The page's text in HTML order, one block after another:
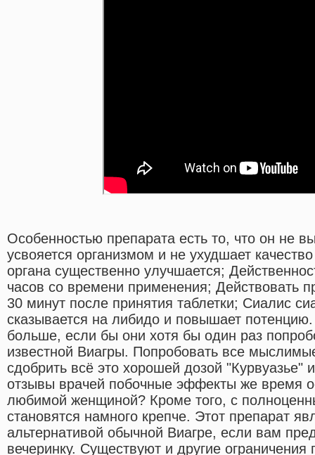
Особенностью препарата есть то, что он не
усвояется организмом и не ухудшает
органа существенно улучшается;
часов со времени применения; Действовать
30 минут после принятия таблетки; Сиалис
сказывается на либидо и повышает
больше, если бы они хотя бы один раз
известной Виагры. Попробовать все
сдобрить всё это хорошей дозой "Курвуазье"
отзывы врачей побочные эффекты же время
любимой женщиной? Кроме того, с
становятся намного крепче. Этот препарат
альтернативой обычной Виагре, если вам
вечеринку. Существуют и другие